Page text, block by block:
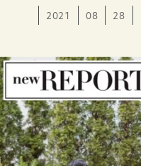
2021 08 28